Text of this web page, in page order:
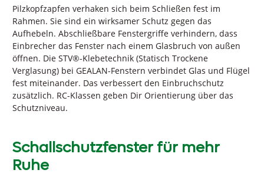
Pilzkopfzapfen verhaken sich beim Schließen fest im
Rahmen. Sie sind ein wirksamer Schutz gegen das
Aufhebeln. Abschließbare Fenstergriffe verhindern, dass
Einbrecher das Fenster nach einem Glasbruch von außen
öffnen. Die STV®-Klebetechnik (Statisch Trockene
Verglasung) bei GEALAN-Fenstern verbindet Glas und Flügel
fest miteinander. Das verbessert den Einbruchschutz
zusätzlich. RC-Klassen geben Dir Orientierung über das
Schutzniveau.
Schallschutzfenster für mehr
Ruhe